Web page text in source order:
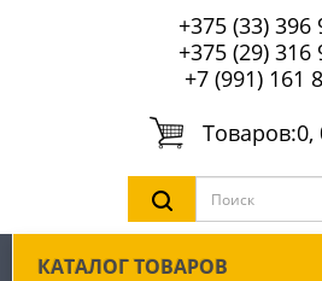
+375 (33) 396
+375 (29) 316
+7 (991) 161
Tоваров:0,
КАТАЛОГ ТОВАРОВ